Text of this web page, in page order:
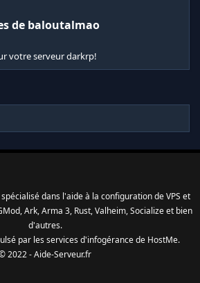
)
de baloutalmao
votre serveur darkrp!
dans l'aide à la configuration de VPS et
Ark, Arma 3, Rust, Valheim, Socialize et bien
d'autres.
par les services d'infogérancede HostMe.
2022 - Aide-Serveur.fr